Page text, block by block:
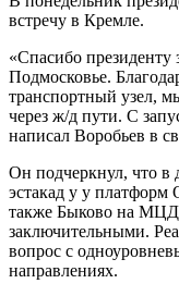
встречу в Кремле.
«Спасибо президенту
Подмосковье.
транспортный узел,
через ж/д пути. С
написал Воробьев в
Он подчеркнул, что в
эстакад у у
также Быково на
заключительными.
вопрос с
направлениях.